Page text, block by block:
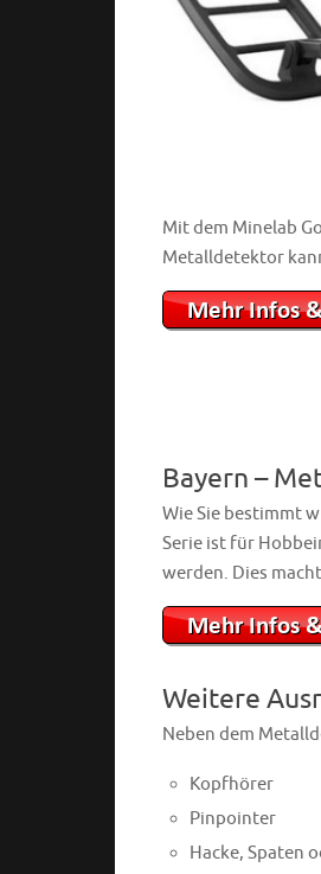
Mit dem Minelab
Metalldetektor
Bayern –
Wie Sie bestimmt
Serie ist für
werden. Dies
Weitere
Neben dem
Kopfhörer
Pinpointer
Hacke, Spaten